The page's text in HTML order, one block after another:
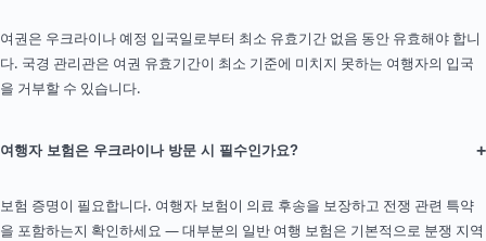
여권은 우크라이나 예정 입국일로부터 최소 유효기간 없음 동안 유효해야 합니
다. 국경 관리관은 여권 유효기간이 최소 기준에 미치지 못하는 여행자의 입국
을 거부할 수 있습니다.
여행자 보험은 우크라이나 방문 시 필수인가요? +
보험 증명이 필요합니다. 여행자 보험이 의료 후송을 보장하고 전쟁 관련 특약
을 포함하는지 확인하세요 — 대부분의 일반 여행 보험은 기본적으로 분쟁 지역